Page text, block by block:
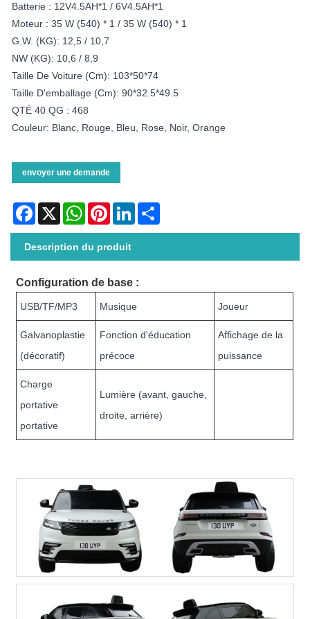
Batterie : 12V4.5AH*1 / 6V4.5AH*1
Moteur : 35 W (540) * 1 / 35 W (540) * 1
G.W. (KG): 12,5 / 10,7
NW (KG): 10,6 / 8,9
Taille De Voiture (cm): 103*50*74
Taille D'emballage (cm): 90*32.5*49.5
QTÉ 40 QG : 468
Couleur: Blanc, Rouge, Bleu, Rose, Noir, Orange
envoyer une demande
Facebook
X WhatsAppPinterestLinkedIn
Description du produit
Configuration de base :
USB/TF/MP3 Musique Joueur
Galvanoplastie
(décoratif)
Fonction d'éducation
précoce
Affichage de la
puissance
Charge
portative
portative
Lumière (avant, gauche,
droite, arrière)